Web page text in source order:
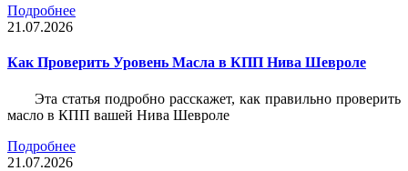
Подробнее
21.07.2026
Как Проверить Уровень Масла в КПП Нива Шевроле
Эта статья подробно расскажет, как правильно проверить
масло в КПП вашей Нива Шевроле
Подробнее
21.07.2026